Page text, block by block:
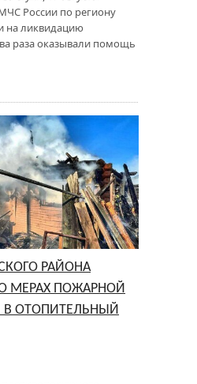
России по региону
на ликвидацию
раза оказывали помощь
РАЙОНА
МЕРАХ ПОЖАРНОЙ
В ОТОПИТЕЛЬНЫЙ